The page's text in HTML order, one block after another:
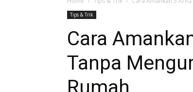
Tips & Trik
Cara
Tanpa